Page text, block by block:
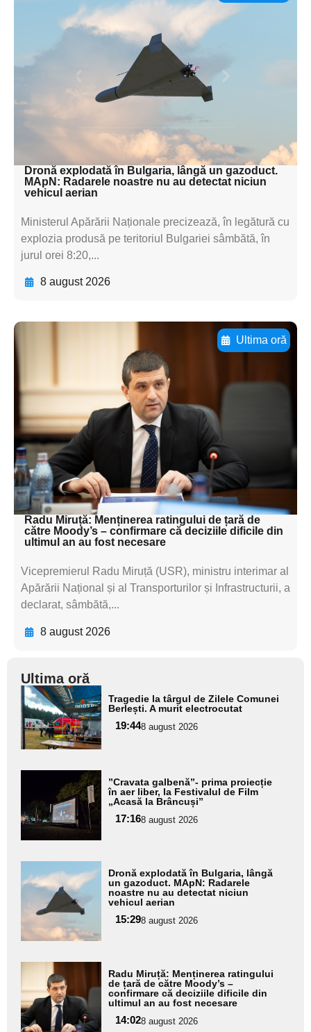
Adaugă aici textul pentru
subtitluAdaugă aici
textul pentru
subtitluAdaugă aici
textul pentru
subtitluAdaugă aici
textul pentru subti
Dronă explodată în Bulgaria, lângă un gazoduct.
MApN: Radarele noastre nu au detectat niciun
vehicul aerian
Ministerul Apărării Naționale precizează, în legătură cu
explozia produsă pe teritoriul Bulgariei sâmbătă, în
jurul orei 8:20,...
8 august 2026
Ultima oră
Adaugă aici textul pentru
subtitluAdaugă aici
textul pentru
subtitluAdaugă aici
textul pentru
subtitluAdaugă aici
textul pentru subti
Radu Miruță: Menținerea ratingului de țară de
către Moody’s – confirmare că deciziile dificile din
ultimul an au fost necesare
Vicepremierul Radu Miruță (USR), ministru interimar al
Apărării Național și al Transporturilor și Infrastructurii, a
declarat, sâmbătă,...
8 august 2026
Ultima oră
Adaugă
aici textul
pentru
subtitlu
Tragedie la târgul de Zilele Comunei
Berlești. A murit electrocutat
19:448 august 2026
Adaugă
aici textul
pentru
subtitlu
”Cravata galbenă”- prima proiecție
în aer liber, la Festivalul de Film
„Acasă la Brâncuși”
17:168 august 2026
Adaugă
aici textul
pentru
subtitlu
Dronă explodată în Bulgaria, lângă
un gazoduct. MApN: Radarele
noastre nu au detectat niciun
vehicul aerian
15:298 august 2026
Adaugă
aici textul
pentru
subtitlu
Radu Miruță: Menținerea ratingului
de țară de către Moody’s –
confirmare că deciziile dificile din
ultimul an au fost necesare
14:028 august 2026